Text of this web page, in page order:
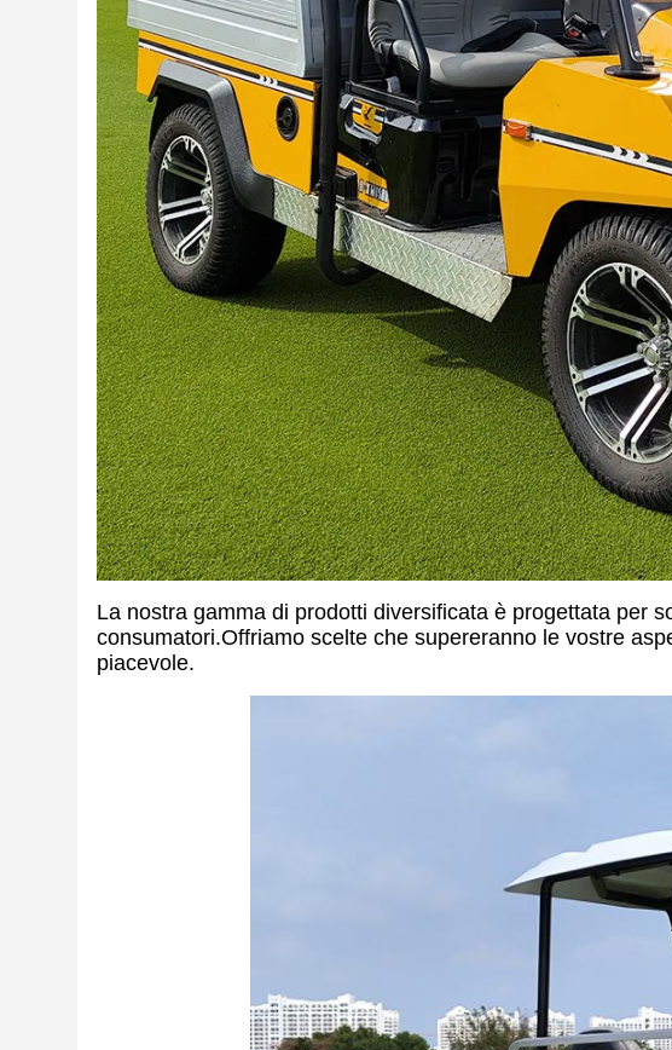
La nostra gamma di prodotti diversificata è progettata per
consumatori.Offriamo scelte che supereranno le vostre
piacevole.